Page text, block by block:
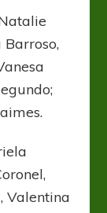
Barroso,
Valentina